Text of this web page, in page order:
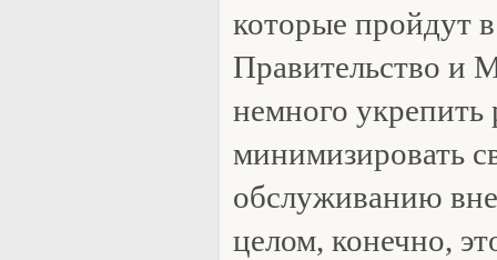
которые пройдут
Правительство и
немного укрепить
минимизировать
обслуживанию
целом, конечно,